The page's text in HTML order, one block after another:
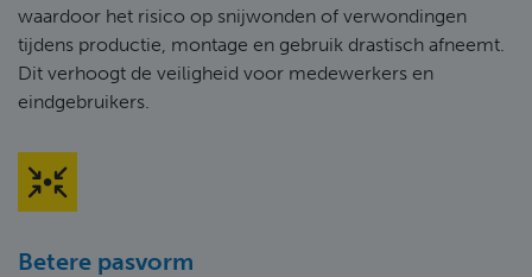
waardoor het risico op snijwonden of verwondingen
tijdens productie, montage en gebruik drastisch afneemt.
Dit verhoogt de veiligheid voor medewerkers en
eindgebruikers.
Betere pasvorm